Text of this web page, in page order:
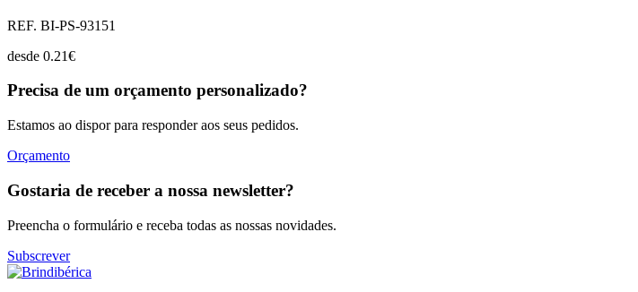
REF. BI-PS-93151
desde 0.21€
Precisa de um orçamento personalizado?
Estamos ao dispor para responder aos seus pedidos.
Orçamento
Gostaria de receber a nossa newsletter?
Preencha o formulário e receba todas as nossas novidades.
Subscrever